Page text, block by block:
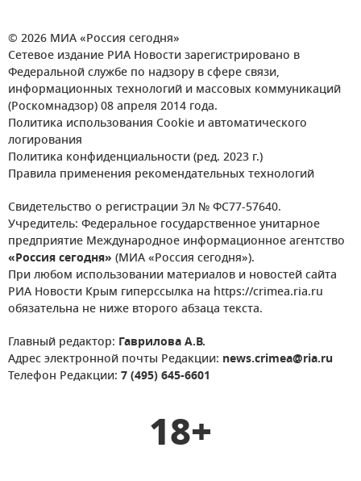
© 2026 МИА «Россия сегодня»
Сетевое издание РИА Новости зарегистрировано в
Федеральной службе по надзору в сфере связи,
информационных технологий и массовых коммуникаций
(Роскомнадзор) 08 апреля 2014 года.
Политика использования Cookie и автоматического
логирования
Политика конфиденциальности (ред. 2023 г.)
Правила применения рекомендательных технологий
Свидетельство о регистрации Эл № ФС77-57640.
Учредитель: Федеральное государственное унитарное
предприятие Международное информационное агентство
«Россия сегодня» (МИА «Россия сегодня»).
При любом использовании материалов и новостей сайта
РИА Новости Крым гиперссылка на https://crimea.ria.ru
обязательна не ниже второго абзаца текста.
Главный редактор: Гаврилова А.В.
Адрес электронной почты Редакции: news.crimea@ria.ru
Телефон Редакции: 7 (495) 645-6601
18+